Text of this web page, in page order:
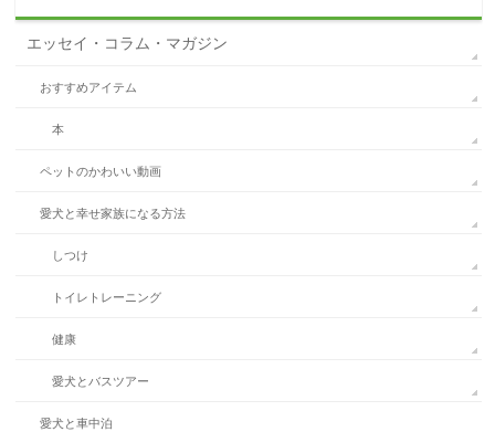
エッセイ・コラム・マガジン
おすすめアイテム
本
ペットのかわいい動画
愛犬と幸せ家族になる方法
しつけ
トイレトレーニング
健康
愛犬とバスツアー
愛犬と車中泊